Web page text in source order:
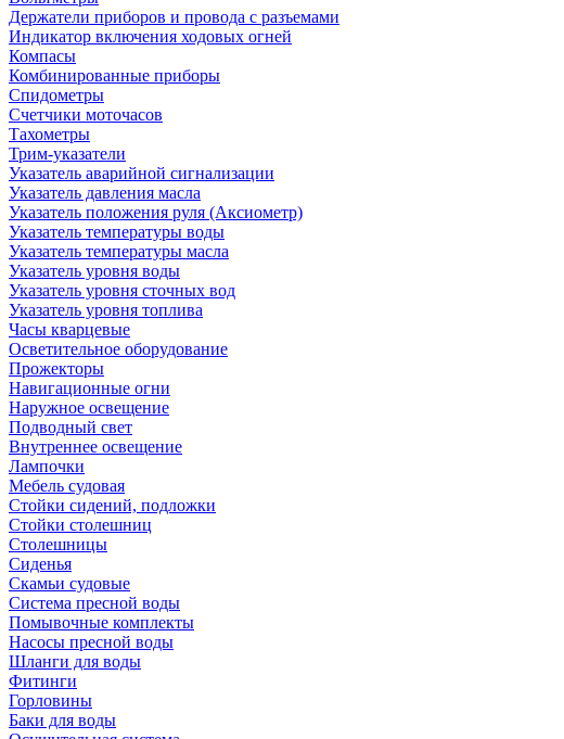
Держатели приборов и провода с разъемами
Индикатор включения ходовых огней
Компасы
Комбинированные приборы
Спидометры
Счетчики моточасов
Тахометры
Трим-указатели
Указатель аварийной сигнализации
Указатель давления масла
Указатель положения руля (Аксиометр)
Указатель температуры воды
Указатель температуры масла
Указатель уровня воды
Указатель уровня сточных вод
Указатель уровня топлива
Часы кварцевые
Осветительное оборудование
Прожекторы
Навигационные огни
Наружное освещение
Подводный свет
Внутреннее освещение
Лампочки
Мебель судовая
Стойки сидений, подложки
Стойки столешниц
Столешницы
Сиденья
Скамьи судовые
Система пресной воды
Помывочные комплекты
Насосы пресной воды
Шланги для воды
Фитинги
Горловины
Баки для воды